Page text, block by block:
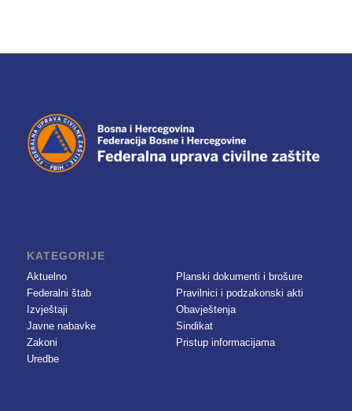
KATEGORIJE
Aktuelno
Federalni štab
Izvještaji
Javne nabavke
Zakoni
Uredbe
Planski dokumenti i brošure
Pravilnici i podzakonski akti
Obavještenja
Sindikat
Pristup informacijama